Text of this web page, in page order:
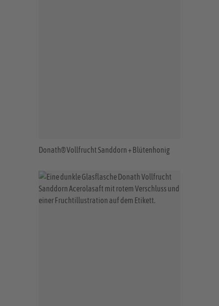
Donath® Vollfrucht Sanddorn + Blütenhonig